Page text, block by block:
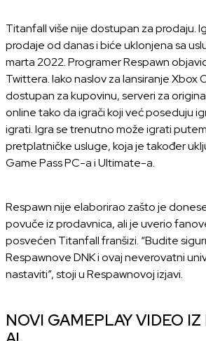
Titanfall više nije dostupan za prodaju.
prodaje od danas i biće uklonjena sa
marta 2022. Programer Respawn
Twittera. Iako naslov za lansiranje Xbox
dostupan za kupovinu, serveri za
online tako da igrači koji već poseduju
igrati. Igra se trenutno može igrati
pretplatničke usluge, koja je također
Game Pass PC-a i Ultimate-a.
Respawn nije elaborirao zašto je
povuče iz prodavnica, ali je uverio
posvećen Titanfall franšizi. “Budite
Respawnove DNK i ovaj neverovatni
nastaviti”, stoji u Respawnovoj izjavi.
NOVI GAMEPLAY VIDEO